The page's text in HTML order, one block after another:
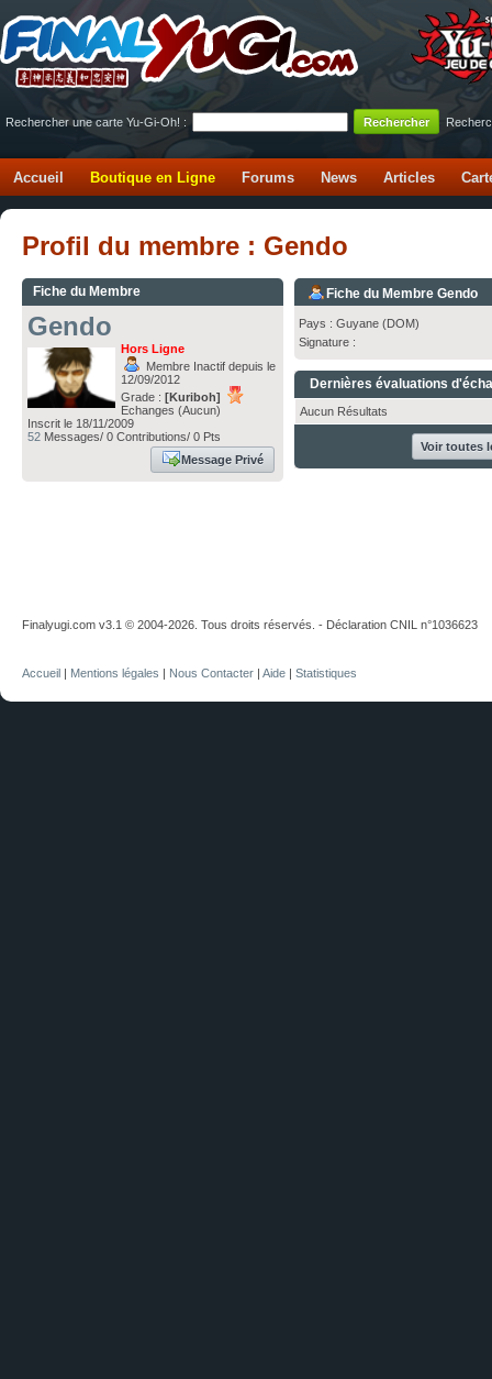
Rechercher une carte Yu-Gi-Oh! :
Accueil Boutique en Ligne Forums News Articles
Profil du membre : Gendo
Fiche du Membre
Gendo
Hors Ligne
Membre Inactif depuis le
12/09/2012
Grade : [Kuriboh]
Echanges (Aucun)
Inscrit le 18/11/2009
52 Messages/ 0 Contributions/ 0 Pts
Message Privé
Fiche du Membre Gendo
Pays : Guyane (DOM)
Signature :
Dernières évaluations
Aucun Résultats
Voir toutes
Finalyugi.com v3.1 © 2004-2026. Tous droits réservés. - Déclaration CNIL n°1036623
Accueil | Mentions légales | Nous Contacter | Aide | Statistiques